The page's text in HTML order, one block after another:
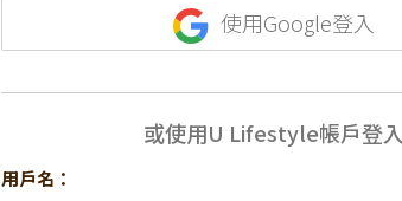
使用Google登入
或使用U Lifestyle帳戶登入
用戶名：